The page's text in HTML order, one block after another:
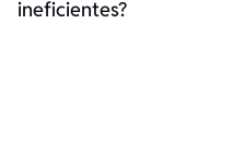
ineficientes?